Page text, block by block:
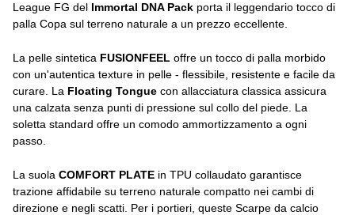
League FG del Immortal DNA Pack porta il leggendario tocco di
palla Copa sul terreno naturale a un prezzo eccellente.
La pelle sintetica FUSIONFEEL offre un tocco di palla morbido
con un'autentica texture in pelle - flessibile, resistente e facile da
curare. La Floating Tongue con allacciatura classica assicura
una calzata senza punti di pressione sul collo del piede. La
soletta standard offre un comodo ammortizzamento a ogni
passo.
La suola COMFORT PLATE in TPU collaudato garantisce
trazione affidabile su terreno naturale compatto nei cambi di
direzione e negli scatti. Per i portieri, queste Scarpe da calcio